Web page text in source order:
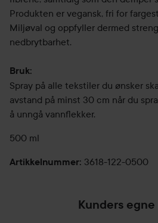
Produkten er vegansk, fri for
Miljøval og oppfyller dermed
nedbrytbarhet.
Bruk:
Spray på alle tekstiler du ønsker
avstand på minst 30 cm når du
å unngå vannflekker.
500 ml
Artikkelnummer: 3618-122-0500
Kunders